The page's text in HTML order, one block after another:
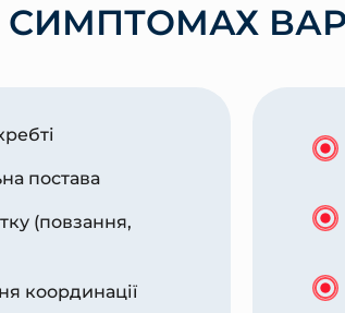
СИМПТОМАХ
постава
(повзання,
координації